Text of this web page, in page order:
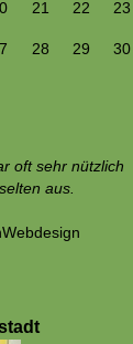
21 22 23
28 29 30
oft sehr nützlich
aus.